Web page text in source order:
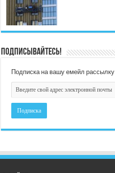
Подписывайтесь!
Подписка на вашу емейл рассылку